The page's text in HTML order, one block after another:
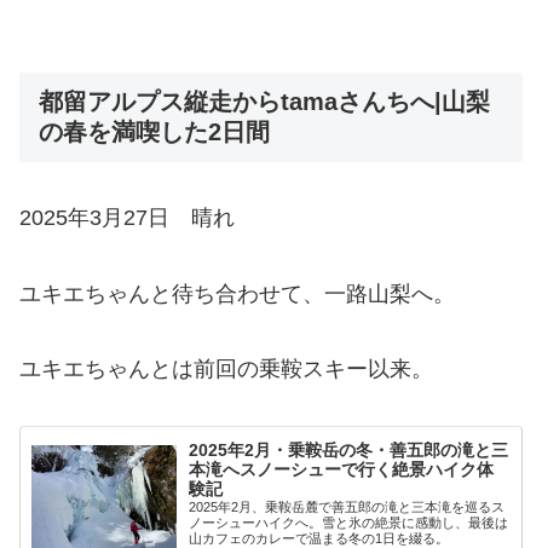
都留アルプス縦走からtamaさんちへ|山梨
の春を満喫した2日間
2025年3月27日 晴れ
ユキエちゃんと待ち合わせて、一路山梨へ。
ユキエちゃんとは前回の乗鞍スキー以来。
2025年2月・乗鞍岳の冬・善五郎の滝と三
本滝へスノーシューで行く絶景ハイク体
験記
2025年2月、乗鞍岳麓で善五郎の滝と三本滝を巡るス
ノーシューハイクへ。雪と氷の絶景に感動し、最後は
山カフェのカレーで温まる冬の1日を綴る。